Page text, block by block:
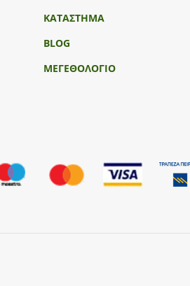
ΚΑΤΑΣΤΗΜΑ
BLOG
ΜΕΓΕΘΟΛΟΓΙΟ